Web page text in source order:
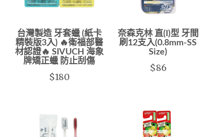
台灣製造 牙套蠟 (紙卡
精裝版3入) 🔥衛福部醫
材認證🔥 SIVUCH 海象
牌矯正蠟 防止刮傷
$180
奈森克林 直(I)型 牙間
刷12支入(0.8mm-SS
Size)
$86